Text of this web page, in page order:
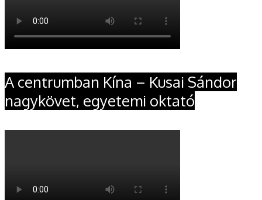
A centrumban Kína – Kusai Sándor
nagykövet, egyetemi oktató